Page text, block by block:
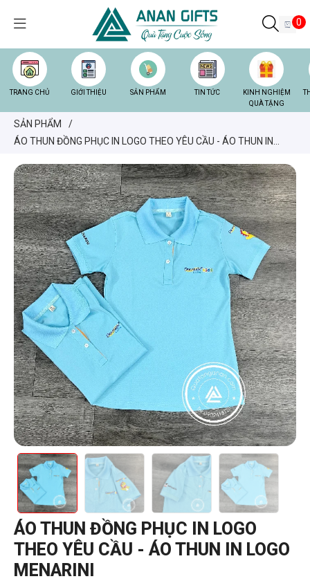
0
TRANG CHỦ GIỚI THIỆU SẢN PHẨM TIN TỨC
KINH NGHIỆM
QUÀ TẶNG
SẢN PHẨM
/
ÁO THUN ĐỒNG PHỤC IN LOGO THEO YÊU CẦU - ÁO THUN IN
ÁO THUN ĐỒNG PHỤC IN LOGO
THEO YÊU CẦU - ÁO THUN IN LOGO
MENARINI